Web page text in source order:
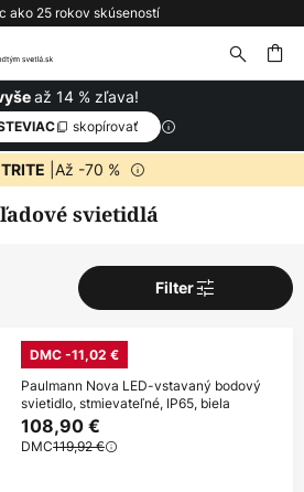
vrátenie do 50 dní
až 14 % zľava!
skopírovať
|Až -70 %
svietidlá
Filter
DMC -11,02 €
Paulmann Nova LED-vstavaný bodový
svietidlo, stmievateľné, IP65, biela
108,90 €
DMC119,92 €
Extra zľava
-11%od 109€
-14%od 169€
takmer na všetko*